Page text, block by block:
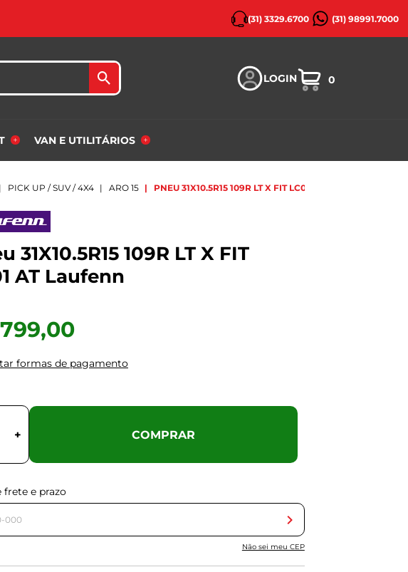
(31) 3329.6700 (31) 98991.7000
LOGIN 0
VAN E UTILITÁRIOS
PICK UP / SUV / 4X4 ARO 15 PNEU 31X10.5R15 109R LT X FIT LC01 AT LAUFENN
31X10.5R15 109R LT X FIT
AT Laufenn
formas de pagamento
+ COMPRAR
frete e prazo
Não sei meu CEP